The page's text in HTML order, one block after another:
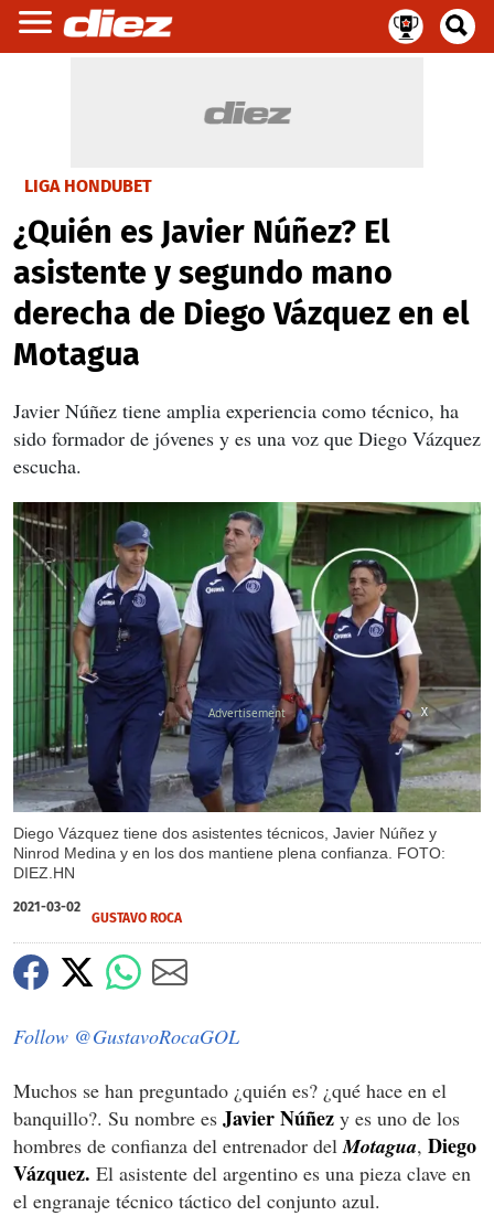
LIGA HONDUBET
¿Quién es Javier Núñez? El
asistente y segundo mano
derecha de Diego Vázquez en el
Motagua
Javier Núñez tiene amplia experiencia como técnico, ha
sido formador de jóvenes y es una voz que Diego Vázquez
escucha.
Diego Vázquez tiene dos asistentes técnicos, Javier Núñez y
Ninrod Medina y en los dos mantiene plena confianza. FOTO:
DIEZ.HN
X
X
2021-03-02
GUSTAVO ROCA
Follow @GustavoRocaGOL
Muchos se han preguntado ¿quién es? ¿qué hace en el
banquillo?. Su nombre es Javier Núñez y es uno de los
hombres de confianza del entrenador delMotagua, Diego
Vázquez. El asistente del argentino es una pieza clave en
el engranaje técnico táctico del conjunto azul.